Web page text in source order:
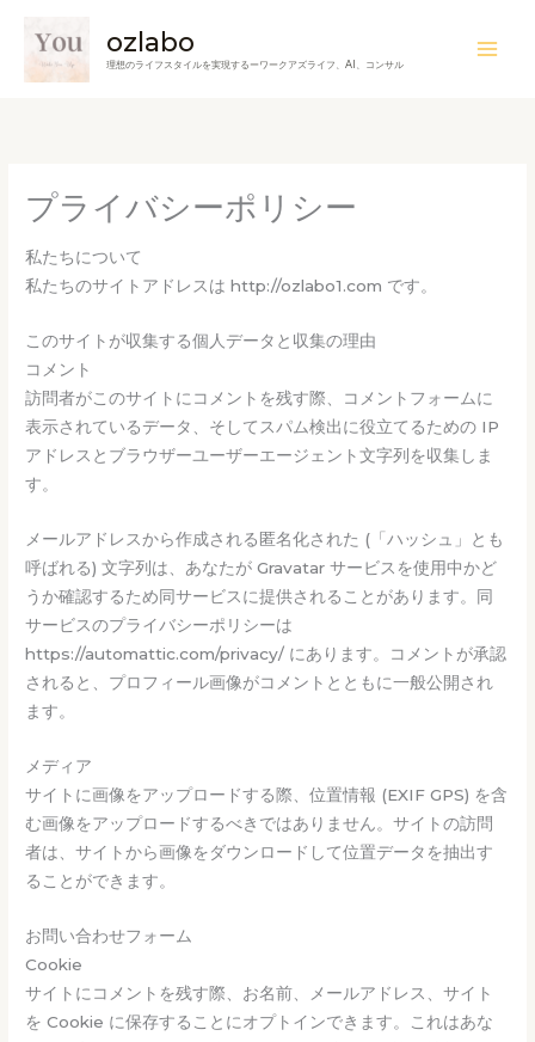
ozlabo
理想のライフスタイルを実現するーワークアズライフ、AI、コンサル
プライバシーポリシー
私たちについて
私たちのサイトアドレスは http://ozlabo1.com です。
このサイトが収集する個人データと収集の理由
コメント
訪問者がこのサイトにコメントを残す際、コメントフォームに
表示されているデータ、そしてスパム検出に役立てるための IP
アドレスとブラウザーユーザーエージェント文字列を収集しま
す。
メールアドレスから作成される匿名化された (「ハッシュ」とも
呼ばれる) 文字列は、あなたが Gravatar サービスを使用中かど
うか確認するため同サービスに提供されることがあります。同
サービスのプライバシーポリシーは
https://automattic.com/privacy/ にあります。コメントが承認
されると、プロフィール画像がコメントとともに一般公開され
ます。
メディア
サイトに画像をアップロードする際、位置情報 (EXIF GPS) を含
む画像をアップロードするべきではありません。サイトの訪問
者は、サイトから画像をダウンロードして位置データを抽出す
ることができます。
お問い合わせフォーム
Cookie
サイトにコメントを残す際、お名前、メールアドレス、サイト
を Cookie に保存することにオプトインできます。これはあな